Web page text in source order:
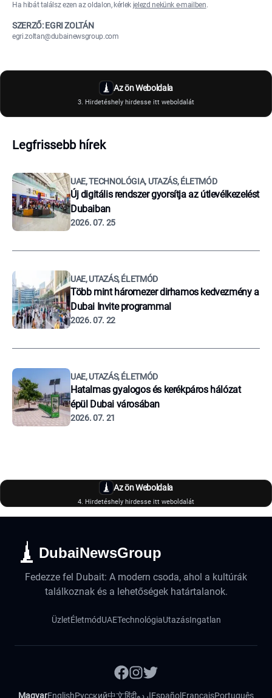
Ha hibát találsz ezen az oldalon, kérlek jelezd nekünk e-mailben.
SZERZŐ: EGRI ZOLTÁN
egri.zoltan@dubainewsgroup.com
Az ön Weboldala
3. Hirdetéshely hirdesse itt weboldalát
Legfrissebb hírek
UAE, TECHNOLÓGIA, UTAZÁS, ÉLETMÓD
Új digitális rendszer gyorsítja az útlevélkezelést
Dubaiban
2026. 07. 25
UAE, UTAZÁS, ÉLETMÓD
Több mint háromezer dirhamos kedvezmény a
Dubai Invite programmal
2026. 07. 22
UAE, UTAZÁS, ÉLETMÓD
Hatalmas gyalogos és kerékpáros hálózat
épül Dubai városában
2026. 07. 21
Az ön Weboldala
4. Hirdetéshely hirdesse itt weboldalát
DubaiNewsGroup
Fedezze fel Dubait: A modern csoda, ahol a kultúrák
találkoznak és a lehetőségek határtalanok.
ÜzletÉletmódUAETechnológiaUtazásIngatlan
MagyarEnglishРусский中文हिंदीاردوEspañol FrançaisPortuguês